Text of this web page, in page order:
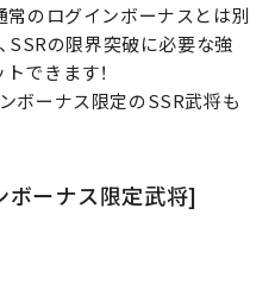
のログインボーナスとは別
SSRの限界突破に必要な強
できます！
ボーナス限定のSSR武将も
ボーナス限定武将]